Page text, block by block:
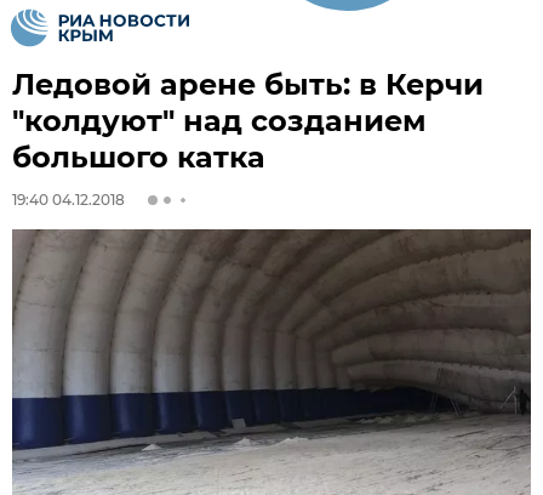
Ледовой арене быть: в Керчи
"колдуют" над созданием
большого катка
19:40 04.12.2018